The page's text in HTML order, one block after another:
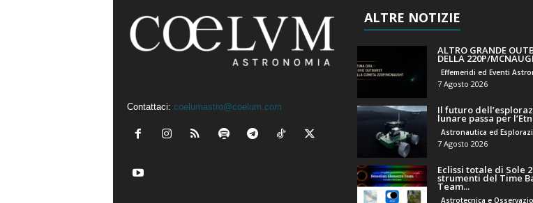
Contattaci: coelumastro@coelum.com
ALTRE NOTIZIE
ALTRO GRANDE
DELLA 220P/
Effemeridi ed Eventi
7 Agosto 2026
Il futuro
lunare passa per
7 Agosto 2026
Eclissi totale di Sole
strumenti del Time
Team...
Astrotecnica e